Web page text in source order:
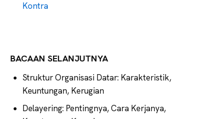
Kontra
BACAAN SELANJUTNYA
Struktur Organisasi Datar: Karakteristik,
Keuntungan, Kerugian
Delayering: Pentingnya, Cara Kerjanya,